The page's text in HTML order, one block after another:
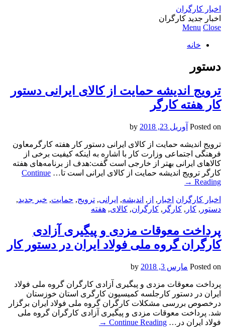
اخبار کارگران
اخبار جدید کارگران
Menu Close
خانه
دستور
ترویج اندیشه حمایت از کالای ایرانی دستور
کار هفته کارگر
Posted on آوریل 23, 2018
ترویج اندیشه حمایت از کالای ایرانی دستور کار هفته کارگرمعاون
فرهنگی اجتماعی وزارت کار با اشاره به اینکه کیفیت برخی از
کالاهای ایرانی بهتر از خارجی است گفت:هدف از برنامه‌های هفته
کارگر ترویج اندیشه حمایت از کالای ایرانی است تا… Continue
Reading
→
اخبار کارگران اخبار , از , اندیشه, ایرانی, ترویج, حمایت, خبر جدید,
دستور , کار , کارگر , کارگران, کالای, هفته
پرداخت معوقات مزدی و پیگیری آزادی
کارگران گروه ملی فولاد ایران در دستور کار
Posted on مارس 3, 2018
پرداخت معوقات مزدی و پیگیری آزادی کارگران گروه ملی فولاد
ایران در دستور کارجلسه کمیسیون کارگری استان خوزستان
درخصوص بررسی مشکلات کارگران گروه ملی فولاد ایران برگزار
شد. پرداخت معوقات مزدی و پیگیری آزادی کارگران گروه ملی
فولاد ایران در… Continue Reading
→